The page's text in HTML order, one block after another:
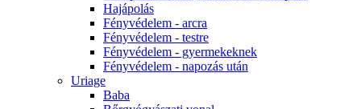
Hajápolás
Fényvédelem - arcra
Fényvédelem - testre
Fényvédelem - gyermekeknek
Fényvédelem - napozás után
Uriage
Baba